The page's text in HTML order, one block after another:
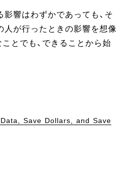
響はわずかであっても、そ
人が行ったときの影響を想像
とでも、できることから始
Save Dollars, and Save